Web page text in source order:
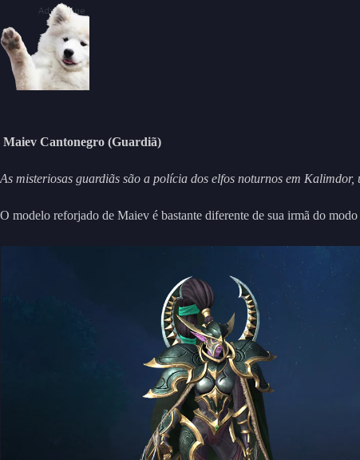
Maiev Cantonegro (Guardiã)
As misteriosas guardiãs são a polícia dos elfos noturnos em
O modelo reforjado de Maiev é bastante diferente de sua irmã do